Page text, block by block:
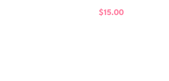
$15.00